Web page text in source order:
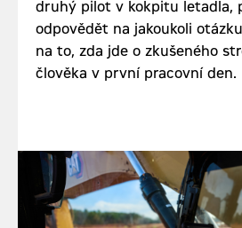
druhý pilot v kokpitu letadla,
odpovědět na jakoukoli
na to, zda jde o zkušeného
člověka v první pracovní den.